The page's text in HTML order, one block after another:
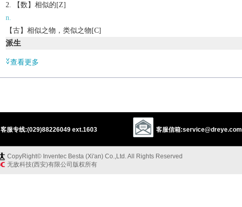
【数】相似的[Z]
n.
【古】相似之物，类似之物[C]
派生
a.相像的，类似的
alike
like resembling
same
反义:
查看更多
客服专线:(029)88226049 ext.1603 客服信箱:service@dreye.com
CopyRight© Inventec Besta (Xi'an) Co.,Ltd. All Rights Reserved
无敌科技(西安)有限公司版权所有